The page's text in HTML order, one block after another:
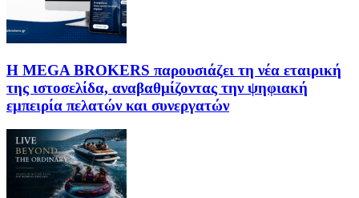
Η MEGA BROKERS παρουσιάζει τη νέα εταιρική
της ιστοσελίδα, αναβαθμίζοντας την ψηφιακή
εμπειρία πελατών και συνεργατών